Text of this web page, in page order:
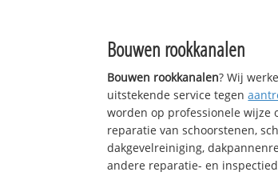
Bouwen rookkanalen
Bouwen rookkanalen? Wij
uitstekende service tegen
worden op professionele wijze
reparatie van schoorstenen,
dakgevelreiniging,
andere reparatie- en